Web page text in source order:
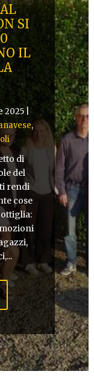
SI
IL
2025
,
di
del
rendi
cose